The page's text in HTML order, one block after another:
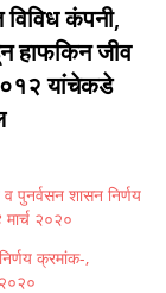
कंपनी,
हाफकिन जीव
यांचेकडे
पुनर्वसन शासन निर्णय
२०२०
क्रमांक-,